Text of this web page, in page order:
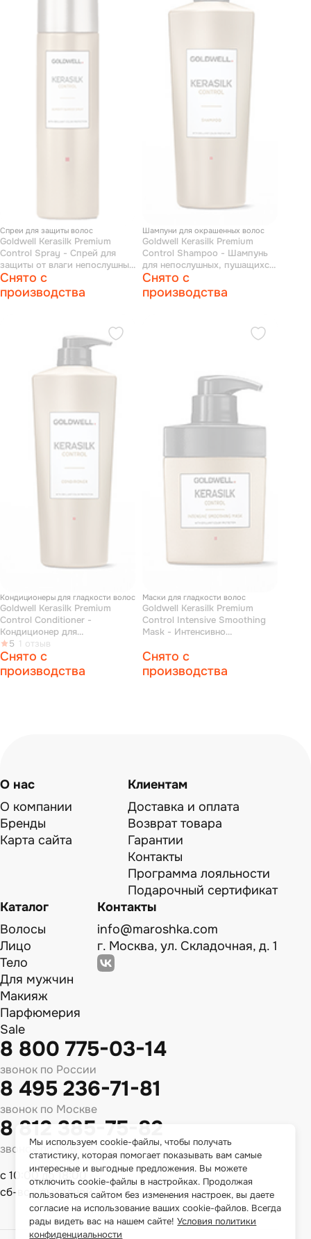
Спреи для защиты волос
Goldwell Kerasilk Premium
Control Spray - Cпрей для
защиты от влаги непослушных
и вьющихся волос 150 мл
Снято с
производства
Шампуни для окрашенных волос
Goldwell Kerasilk Premium
Control Shampoo - Шампунь
для непослушных, пушащихся
волос 1000 мл
Снято с
производства
Кондиционеры для гладкости волос
Goldwell Kerasilk Premium
Control Conditioner -
Кондиционер для
непослушных, пушащихся
волос 1000 мл
5 1 отзыв
Снято с
производства
Маски для гладкости волос
Goldwell Kerasilk Premium
Control Intensive Smoothing
Mask - Интенсивно
мл
Снято с
производства
О нас
О компании
Бренды
Карта сайта
Клиентам
Доставка и оплата
Возврат товара
Гарантии
Контакты
Программа лояльности
Подарочный сертификат
Каталог
Волосы
Лицо
Тело
Для мужчин
Макияж
Парфюмерия
Sale
Контакты
info@maroshka.com
г. Москва, ул. Складочная, д. 1
8 800 775-03-14
звонок по России
8 495 236-71-81
звонок по Москве
8 812 385-75-82
звонок по Спб
с 10:00 до 18:00
сб-вс - выходной
Мы используем cookie-файлы, чтобы получать
статистику, которая помогает показывать вам самые
интересные и выгодные предложения. Вы можете
отключить cookie-файлы в настройках. Продолжая
пользоваться сайтом без изменения настроек, вы даете
согласие на использование ваших cookie-файлов. Всегда
рады видеть вас на нашем сайте!Условия политики
конфиденциальности